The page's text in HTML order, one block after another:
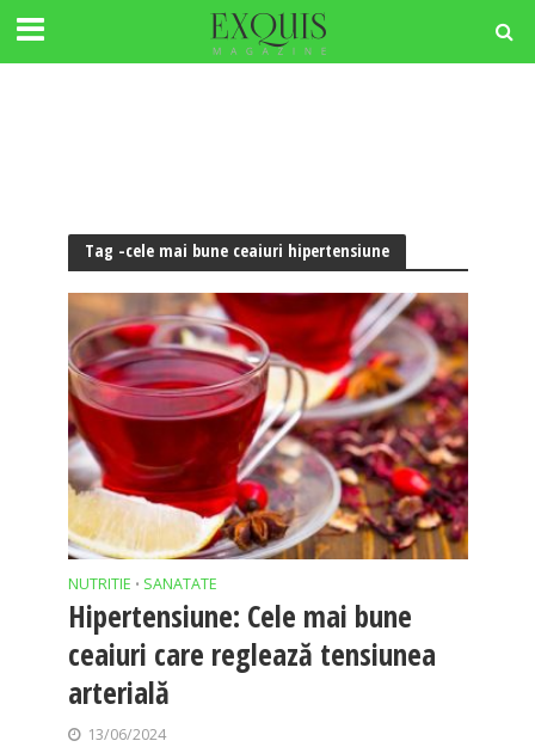
Tag -cele mai bune ceaiuri hipertensiune
NUTRITIE • SANATATE
Hipertensiune: Cele mai bune
ceaiuri care reglează tensiunea
arterială
13/06/2024